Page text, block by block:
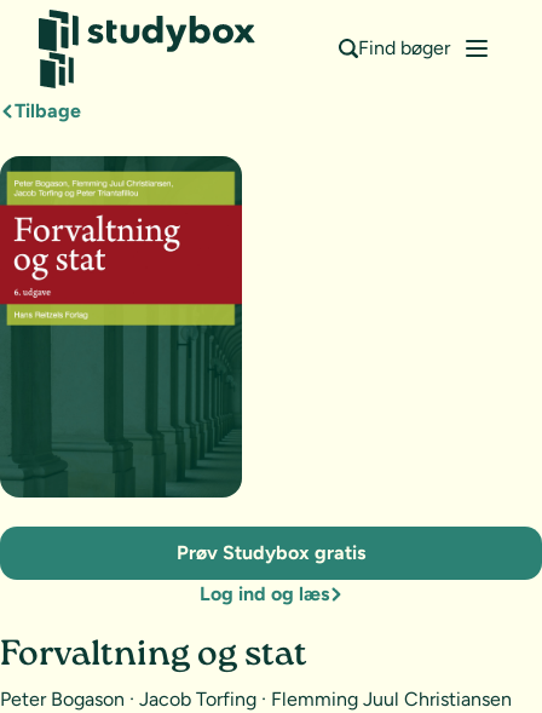
Find bøger
Tilbage
Forvaltning og stat
Peter Bogason · Jacob Torfing · Flemming Juul Christiansen
Prøv Studybox gratis
Log ind og læs